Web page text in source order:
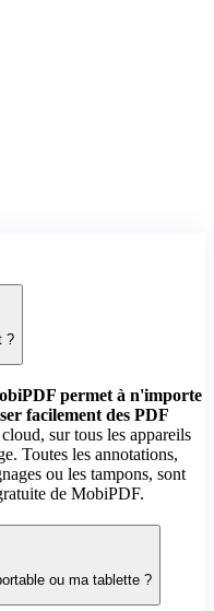
?
permet à n'importe
facilement des PDF
sur tous les appareils
Toutes les annotations,
ou les tampons, sont
de MobiPDF.
ou ma tablette ?